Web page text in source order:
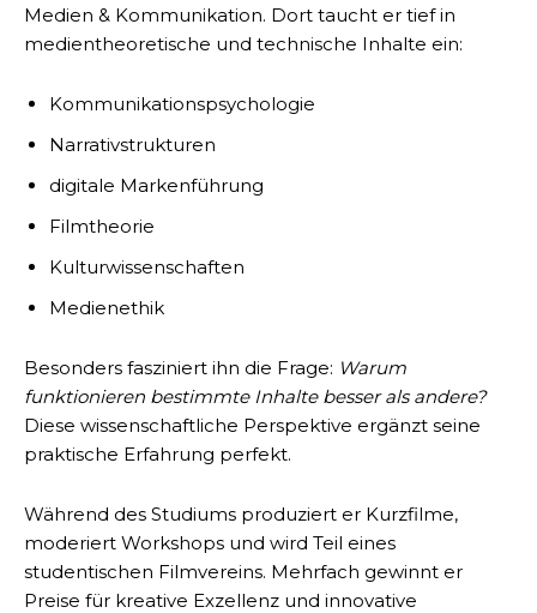
Medien & Kommunikation. Dort taucht er tief in
medientheoretische und technische Inhalte ein:
Kommunikationspsychologie
Narrativstrukturen
digitale Markenführung
Filmtheorie
Kulturwissenschaften
Medienethik
Besonders fasziniert ihn die Frage: Warum
funktionieren bestimmte Inhalte besser als andere?
Diese wissenschaftliche Perspektive ergänzt seine
praktische Erfahrung perfekt.
Während des Studiums produziert er Kurzfilme,
moderiert Workshops und wird Teil eines
studentischen Filmvereins. Mehrfach gewinnt er
Preise für kreative Exzellenz und innovative